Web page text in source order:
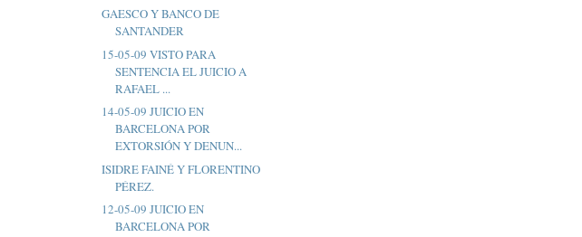
GAESCO Y BANCO DE
SANTANDER
15-05-09 VISTO PARA
SENTENCIA EL JUICIO A
RAFAEL ...
14-05-09 JUICIO EN
BARCELONA POR
EXTORSIÓN Y DENUN...
ISIDRE FAINÉ Y FLORENTINO
PÉREZ.
12-05-09 JUICIO EN
BARCELONA POR